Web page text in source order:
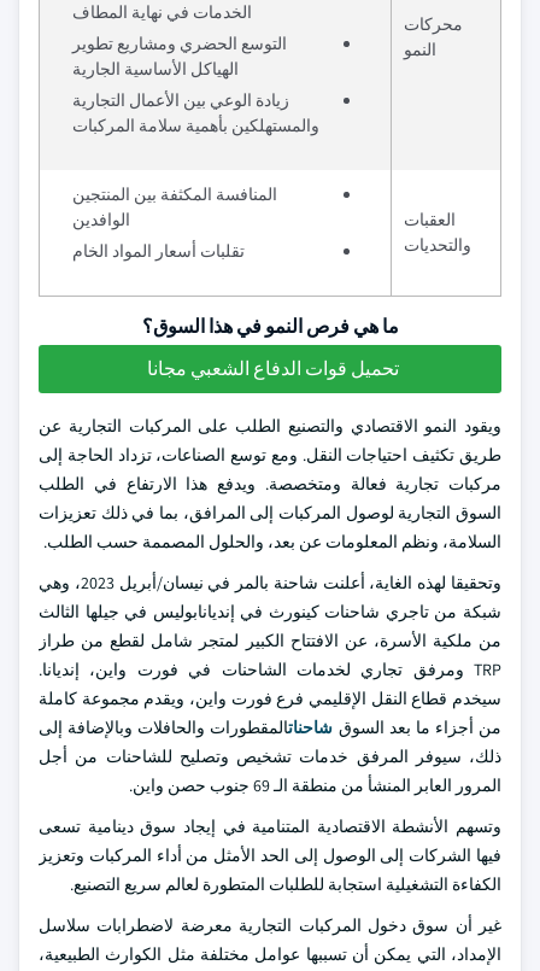
محركات
النمو
الخدمات في نهاية المطاف
التوسع الحضري ومشاريع تطوير
الهياكل الأساسية الجارية
زيادة الوعي بين الأعمال التجارية
والمستهلكين بأهمية سلامة المركبات
العقبات
والتحديات
المنافسة المكثفة بين المنتجين
الوافدين
تقلبات أسعار المواد الخام
ما هي فرص النمو في هذا السوق؟
تحميل قوات الدفاع الشعبي مجانا
ويقود النمو الاقتصادي والتصنيع الطلب على المركبات التجارية عن
طريق تكثيف احتياجات النقل. ومع توسع الصناعات، تزداد الحاجة إلى
مركبات تجارية فعالة ومتخصصة. ويدفع هذا الارتفاع في الطلب
السوق التجارية لوصول المركبات إلى المرافق، بما في ذلك تعزيزات
السلامة، ونظم المعلومات عن بعد، والحلول المصممة حسب الطلب.
وتحقيقا لهذه الغاية، أعلنت شاحنة بالمر في نيسان/أبريل 2023، وهي
شبكة من تاجري شاحنات كينورث في إنديانابوليس في جيلها الثالث
من ملكية الأسرة، عن الافتتاح الكبير لمتجر شامل لقطع من طراز
TRP ومرفق تجاري لخدمات الشاحنات في فورت واين، إنديانا.
سيخدم قطاع النقل الإقليمي فرع فورت واين، ويقدم مجموعة كاملة
من أجزاء ما بعد السوق شاحناتالمقطورات والحافلات وبالإضافة إلى
ذلك، سيوفر المرفق خدمات تشخيص وتصليح للشاحنات من أجل
المرور العابر المنشأ من منطقة الـ 69 جنوب حصن واين.
وتسهم الأنشطة الاقتصادية المتنامية في إيجاد سوق دينامية تسعى
فيها الشركات إلى الوصول إلى الحد الأمثل من أداء المركبات وتعزيز
الكفاءة التشغيلية استجابة للطلبات المتطورة لعالم سريع التصنيع.
غير أن سوق دخول المركبات التجارية معرضة لاضطرابات سلاسل
الإمداد، التي يمكن أن تسببها عوامل مختلفة مثل الكوارث الطبيعية،